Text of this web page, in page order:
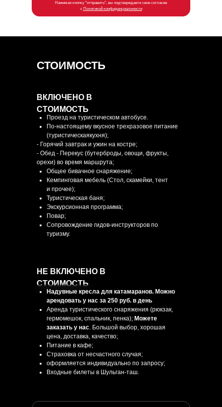
Нажимая кнопку "отправить", вы подтверждаете свое согласие
с Политикой конфиденциальности
НЕ ВКЛЮЧЕНО В
СТОИМОСТЬ
Проезд на туристическом автобусе.
По-настоящему вкусное трехразовое питание
(туристическаякухня);
- Горячий завтрак и ужин на костре;
- Обед - Перекус (бутерброды, овощи, фрукты,
орехи) во время маршрута;
Общее бивачное снаряжение;
Кемпинговая мебель (Стол, скамейки, тент
и прочее);
Туристическая баня;
Экскурсионная программа;
Повар;
Сопровождение гидов-инструкторов по
туризму.
ВКЛЮЧЕНО В
СТОИМОСТЬ
СТОИМОСТЬ
Надувные кресла для катамаранов. Можно
арендовать у нас за 250 руб. в день
Аренда туристического снаряжения (рюкзак,
гермомешок, спальник, пенка); Можете
заказать у нас. Большой выбор, хорошая
цена, доставка, качество;
Питание в кафе;
Страховка от несчастного случая;
оформляется индивидуально по запросу;
Входные билеты в Шульган-таш.